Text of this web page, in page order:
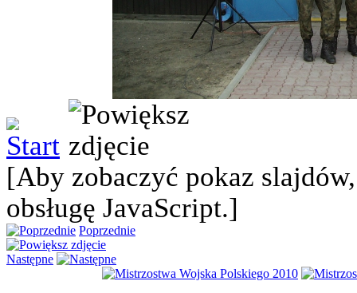
[Aby zobaczyć pokaz
obsługę JavaScript.]
Poprzednie
Następne